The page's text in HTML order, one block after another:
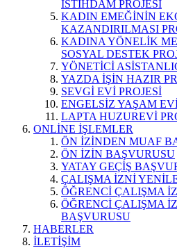
İSTİHDAM PROJESİ
KADIN EMEĞİNİN
KAZANDIRILMASI
KADINA YÖNELİK
SOSYAL DESTEK
YÖNETİCİ
YAZDA İŞİN HAZIR
SEVGİ EVİ PROJESİ
ENGELSİZ YAŞAM
LAPTA HUZUREVİ
ONLİNE İŞLEMLER
ÖN İZİNDEN MUAF
ÖN İZİN BAŞVURUSU
YATAY GEÇİŞ
ÇALIŞMA İZNİ
ÖĞRENCİ ÇALIŞMA
ÖĞRENCİ ÇALIŞMA
BAŞVURUSU
HABERLER
İLETİŞİM